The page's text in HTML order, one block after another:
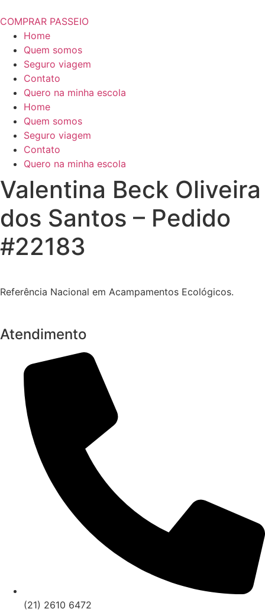
COMPRAR PASSEIO
Home
Quem somos
Seguro viagem
Contato
Quero na minha escola
Home
Quem somos
Seguro viagem
Contato
Quero na minha escola
Valentina Beck Oliveira
dos Santos – Pedido
#22183
Referência Nacional em Acampamentos Ecológicos.
Atendimento
(21) 2610 6472